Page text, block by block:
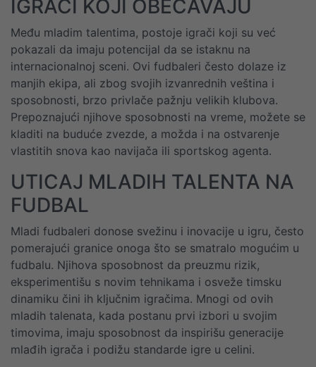
IGRAČI KOJI OBEĆAVAJU
Među mladim talentima, postoje igrači koji su već
pokazali da imaju potencijal da se istaknu na
internacionalnoj sceni. Ovi fudbaleri često dolaze iz
manjih ekipa, ali zbog svojih izvanrednih veština i
sposobnosti, brzo privlače pažnju velikih klubova.
Prepoznajući njihove sposobnosti na vreme, možete se
kladiti na buduće zvezde, a možda i na ostvarenje
vlastitih snova kao navijača ili sportskog agenta.
UTICAJ MLADIH TALENTA NA
FUDBAL
Mladi fudbaleri donose svežinu i inovacije u igru, često
pomerajući granice onoga što se smatralo mogućim u
fudbalu. Njihova sposobnost da preuzmu rizik,
eksperimentišu s novim tehnikama i osveže timsku
dinamiku čini ih ključnim igračima. Mnogi od ovih
mladih talenata, kada postanu prvi izbori u svojim
timovima, imaju sposobnost da inspirišu generacije
mlađih igrača i podižu standarde igre u celini.